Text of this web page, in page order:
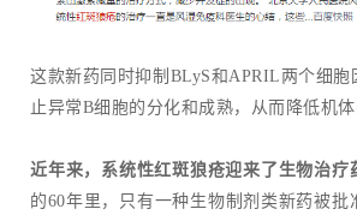
这款新药同时抑制BLyS和APRIL两个细胞
止异常B细胞的分化和成熟，从而降低机体
近年来，系统性红斑狼疮迎来了生物治疗
的60年里，只有一种生物制剂类新药被批